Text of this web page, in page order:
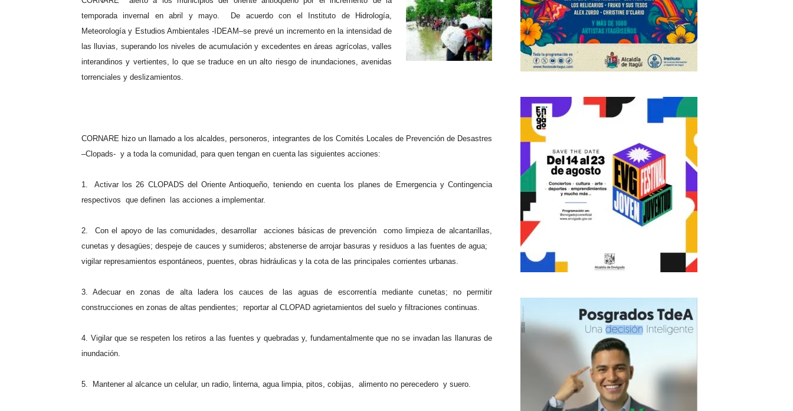
temporada invernal en abril y mayo.
De acuerdo con el Instituto de Hidrología,
Meteorología y Estudios Ambientales -IDEAM–se prevé un incremento en la intensidad de
las lluvias, superando los niveles de acumulación y excedentes en áreas agrícolas, valles
interandinos y vertientes, lo que se traduce en un alto riesgo de inundaciones, avenidas
torrenciales y deslizamientos.
CORNARE hizo un llamado a los alcaldes, personeros, integrantes de los Comités Locales de Prevención de Desastres
–Clopads- y a toda la comunidad, para quen tengan en cuenta las siguientes acciones:
1.
Activar los 26 CLOPADS del Oriente Antioqueño, teniendo en cuenta los planes de Emergencia y Contingencia
respectivos que definen las acciones a implementar.
2. Con el apoyo de las comunidades, desarrollar acciones básicas de prevención
como limpieza de alcantarillas,
cunetas y desagües; despeje de cauces y sumideros; abstenerse de arrojar basuras y residuos a las fuentes de agua;
vigilar represamientos espontáneos, puentes, obras hidráulicas y la cota de las principales corrientes urbanas.
3. Adecuar en zonas de alta ladera los cauces de las aguas de escorrentía mediante cunetas; no permitir
construcciones en zonas de altas pendientes; reportar al CLOPAD agrietamientos del suelo y filtraciones continuas.
4. Vigilar que se respeten los retiros a las fuentes y quebradas y, fundamentalmente que no se invadan las llanuras de
inundación.
5. Mantener al alcance un celular, un radio, linterna, agua limpia, pitos, cobijas, alimento no perecedero y suero.